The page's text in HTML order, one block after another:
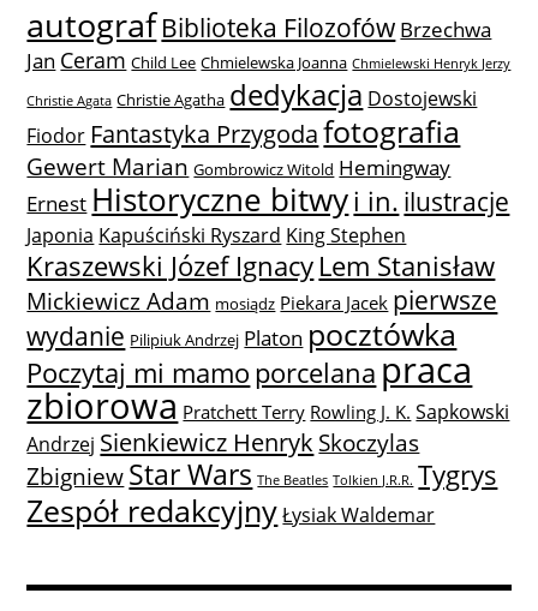
autografBiblioteka Filozofów Brzechwa
Jan Ceram Child Lee Chmielewska Joanna Chmielewski Henryk Jerzy
Christie Agata Christie Agatha dedykacja Dostojewski
Fiodor Fantastyka Przygodafotografia
Gewert Marian Gombrowicz Witold Hemingway
Ernest Historyczne bitwyi in. ilustracje
Japonia Kapuściński Ryszard King Stephen
Kraszewski Józef Ignacy Lem Stanisław
Mickiewicz Adam mosiądz Piekara Jacek pierwsze
wydanie Pilipiuk Andrzej Platon pocztówka
Poczytaj mi mamoporcelana praca
zbiorowa Pratchett Terry Rowling J. K. Sapkowski
Andrzej Sienkiewicz Henryk Skoczylas
ZbigniewStar Wars The Beatles Tolkien J.R.R. Tygrys
Zespół redakcyjny Łysiak Waldemar